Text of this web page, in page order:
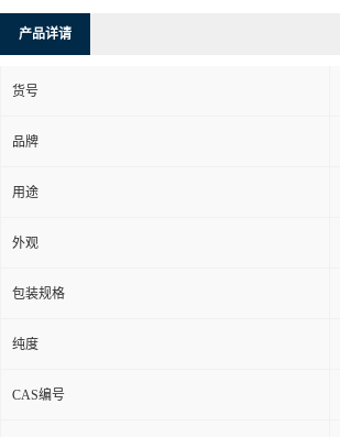
产品详请
货号
品牌
用途
外观
包装规格
纯度
CAS编号